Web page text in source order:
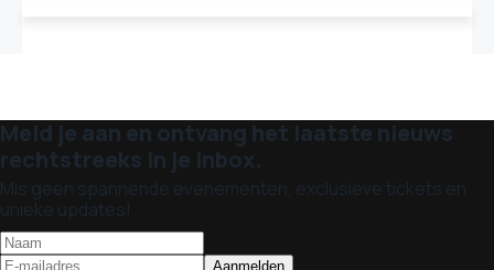
Meld je aan en ontvang het laatste nieuws
rechtstreeks in je inbox.
Mis geen spannende evenementen, exclusieve tickets en
unieke updates!